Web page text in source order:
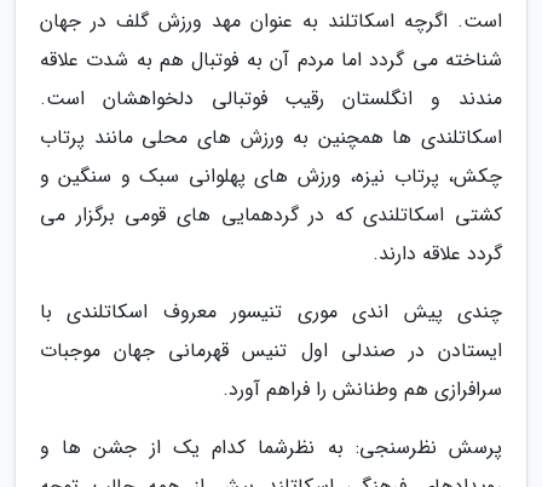
است. اگرچه اسکاتلند به عنوان مهد ورزش گلف در جهان
شناخته می گردد اما مردم آن به فوتبال هم به شدت علاقه
مندند و انگلستان رقیب فوتبالی دلخواهشان است.
اسکاتلندی ها همچنین به ورزش های محلی مانند پرتاب
چکش، پرتاب نیزه، ورزش های پهلوانی سبک و سنگین و
کشتی اسکاتلندی که در گردهمایی های قومی برگزار می
گردد علاقه دارند.
چندی پیش اندی موری تنیسور معروف اسکاتلندی با
ایستادن در صندلی اول تنیس قهرمانی جهان موجبات
سرافرازی هم وطنانش را فراهم آورد.
پرسش نظرسنجی: به نظرشما کدام یک از جشن ها و